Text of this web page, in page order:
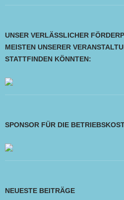
UNSER VERLÄSSLICHER
MEISTEN UNSERER
STATTFINDEN KÖNNTEN:
SPONSOR FÜR DIE
NEUESTE BEITRÄGE